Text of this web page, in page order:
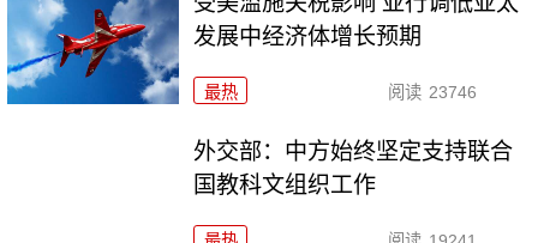
发展中经济体增长预期
最热 阅读 23746
外交部：中方始终坚定支持联合
国教科文组织工作